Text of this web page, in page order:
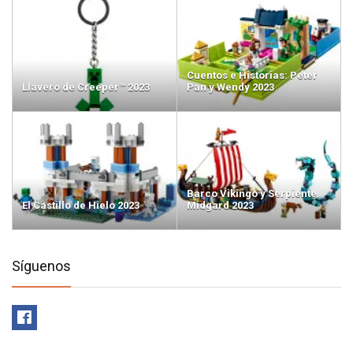
Llavero de Creeper™ 2023
Cuentos e Historias: Peter
Pan y Wendy 2023
El Castillo de Hielo 2023
Barco Vikingo y Serpiente
Midgard 2023
Síguenos